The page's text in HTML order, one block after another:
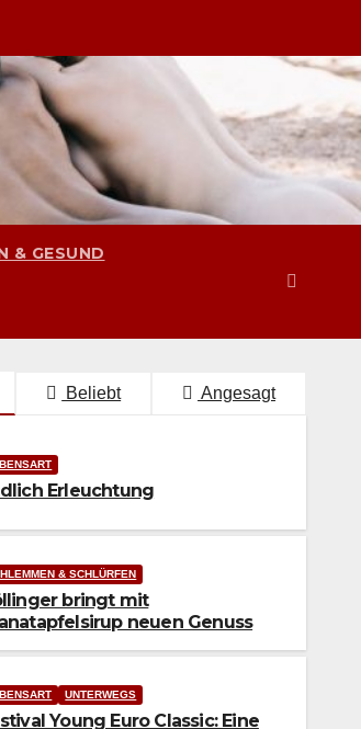
& GESUND
Beliebt Angesagt
Erleuchtung
& SCHLÜRFEN
bringt mit
neuen Genuss
UNTERWEGS
Young Euro Classic: Eine